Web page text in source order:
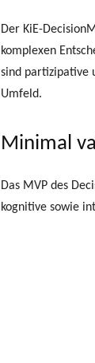
Der KiE-
komplexen
sind partizipative
Umfeld.
Minimal
Das MVP des
kognitive sowie